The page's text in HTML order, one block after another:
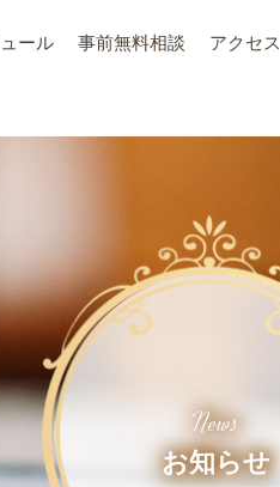
ール 事前無料相談 アクセス
News
お知らせ